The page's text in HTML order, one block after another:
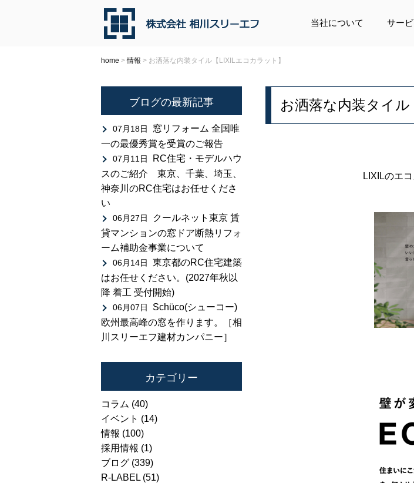
当社について サー
home >情報 > お洒落な内装タイル【LIXILエコカラット】
お洒落な内装タイル
LIXILのエ
ブログの最新記事
07月18日
窓リフォーム 全国唯
一の最優秀賞を受賞のご報告
07月11日
RC住宅・モデルハウ
スのご紹介 東京、千葉、埼玉、
神奈川のRC住宅はお任せくださ
い
06月27日
クールネット東京 賃
貸マンションの窓ドア断熱リフォ
ーム補助金事業について
06月14日
東京都のRC住宅建築
はお任せください。(2027年秋以
降 着工 受付開始)
06月07日
Schüco(シューコー)
欧州最高峰の窓を作ります。［相
川スリーエフ建材カンパニー］
カテゴリー
コラム (40)
イベント (14)
情報 (100)
採用情報 (1)
ブログ (339)
R-LABEL (51)